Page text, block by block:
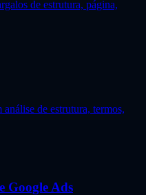
de estrutura, página,
de estrutura, termos,
Google Ads